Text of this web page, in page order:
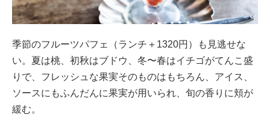
季節のフルーツパフェ（ランチ＋1320円）も見逃せな
い。夏は桃、初秋はブドウ、冬〜春はイチゴがてんこ盛
りで、フレッシュな果実そのものはもちろん、アイス、
ソースにもふんだんに果実が用いられ、旬の香りに頬が
緩む。